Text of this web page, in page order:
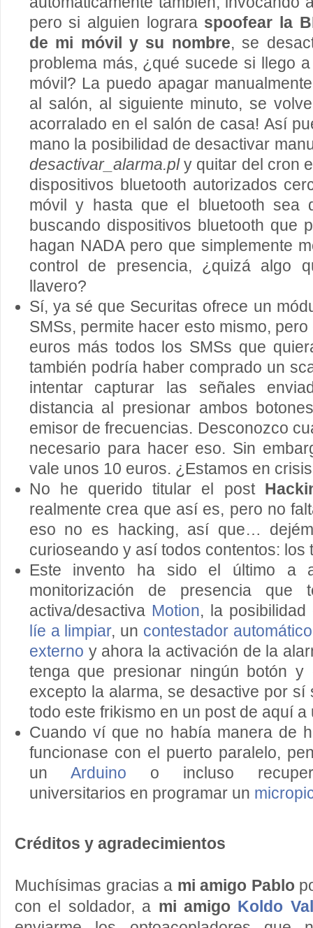
pero si alguien lograra spoofear la
de mi móvil y su nombre, se
problema más, ¿qué sucede si llego
móvil? La puedo apagar
al salón, al siguiente minuto, se
acorralado en el salón de casa! Así
mano la posibilidad de desactivar
desactivar_alarma.ply quitar del cron
dispositivos bluetooth autorizados
móvil y hasta que el bluetooth sea
buscando dispositivos bluetooth que
hagan NADA pero que simplemente
control de presencia, ¿quizá algo
llavero?
Sí, ya sé que Securitas ofrece un
SMSs, permite hacer esto mismo,
euros más todos los SMSs que
también podría haber comprado un
intentar capturar las señales
distancia al presionar ambos
emisor de frecuencias. Desconozco
necesario para hacer eso. Sin
vale unos 10 euros. ¿Estamos en
No he querido titular el post
realmente crea que así es, pero no
eso no es hacking, así que…
curioseando y así todos contentos: los
Este invento ha sido el último a
monitorización de presencia
activa/desactiva Motion, la
líe a limpiar, un contestador
externo y ahora la activación de la
tenga que presionar ningún botón
excepto la alarma, se desactive por sí
todo este frikismo en un post de aquí a
Cuando ví que no había manera de
funcionase con el puerto paralelo,
un Arduino o incluso
universitarios en programar un
Créditos y agradecimientos
Muchísimas gracias a mi amigo Pablo
con el soldador, a mi amigo Koldo